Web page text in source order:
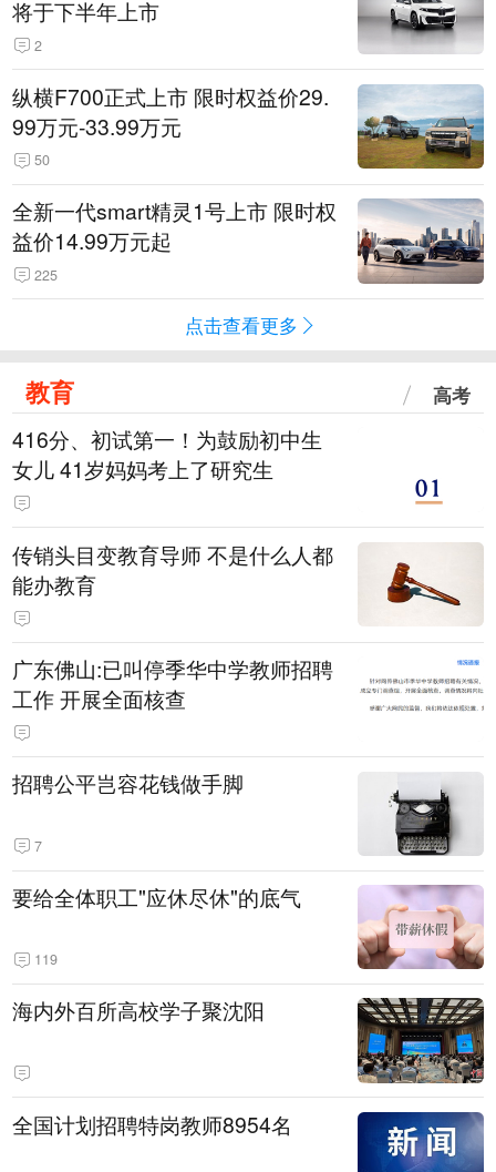
将于下半年上市
2
纵横F700正式上市 限时权益价29.
99万元-33.99万元
50
全新一代smart精灵1号上市 限时权
益价14.99万元起
225
点击查看更多
教育 高考
416分、初试第一！为鼓励初中生
女儿 41岁妈妈考上了研究生
传销头目变教育导师 不是什么人都
能办教育
广东佛山:已叫停季华中学教师招聘
工作 开展全面核查
招聘公平岂容花钱做手脚
7
要给全体职工"应休尽休"的底气
119
海内外百所高校学子聚沈阳
全国计划招聘特岗教师8954名